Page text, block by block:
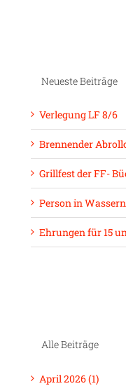
Neueste Beiträge
Verlegung LF 8/6
Brennender
Grillfest der FF-
Person in
Ehrungen für 15
Alle Beiträge
April 2026 (1)